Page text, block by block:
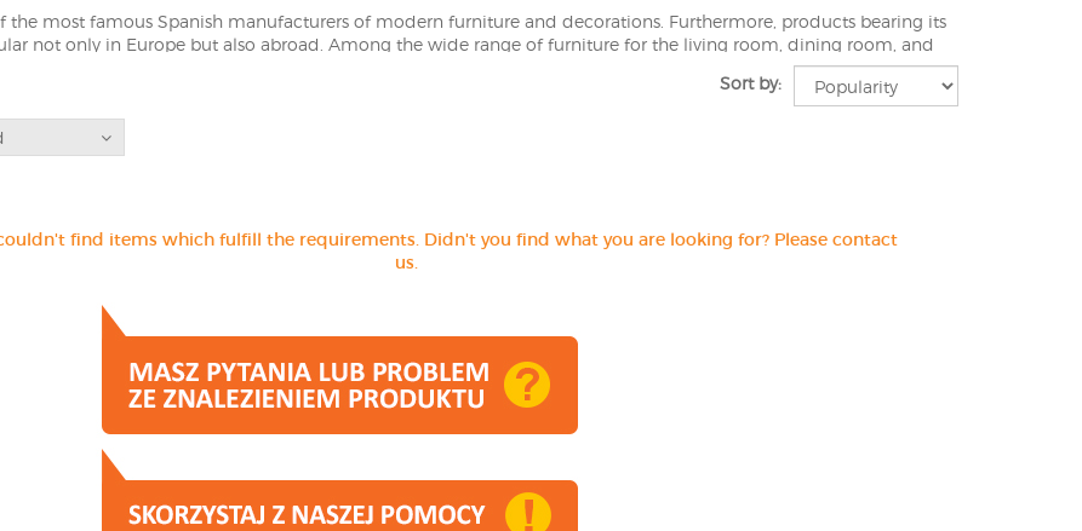
the most famous Spanish manufacturers of modern furniture and decorations. Furthermore, products bearing its
not only in Europe but also abroad. Among the wide range of furniture for the living room, dining room, and
of our online store Modnydom24.pl can find modern shelves that fit perfectly in interiors inspired by very
the other hand, let us also draw your attention to the furniture of other well-established companies, such as
Very Simple, or Umbra. However, they are less known, but not inferior in quality or design to La Forma racks.
Sort by:
find items which fulfill the requirements. Didn't you find what you are looking for? Please contact
us.